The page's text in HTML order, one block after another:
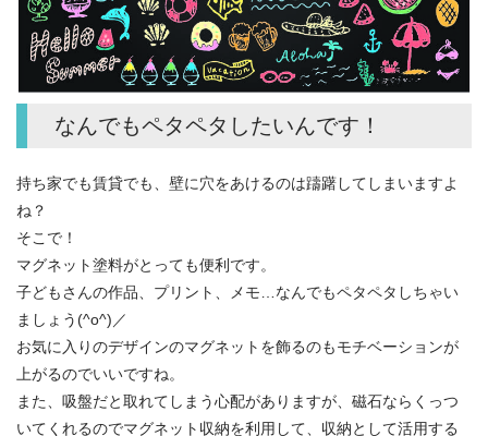
なんでもペタペタしたいんです！
持ち家でも賃貸でも、壁に穴をあけるのは躊躇してしまいますよ
ね？
そこで！
マグネット塗料がとっても便利です。
子どもさんの作品、プリント、メモ…なんでもペタペタしちゃい
ましょう(^o^)／
お気に入りのデザインのマグネットを飾るのもモチベーションが
上がるのでいいですね。
また、吸盤だと取れてしまう心配がありますが、磁石ならくっつ
いてくれるのでマグネット収納を利用して、収納として活用する